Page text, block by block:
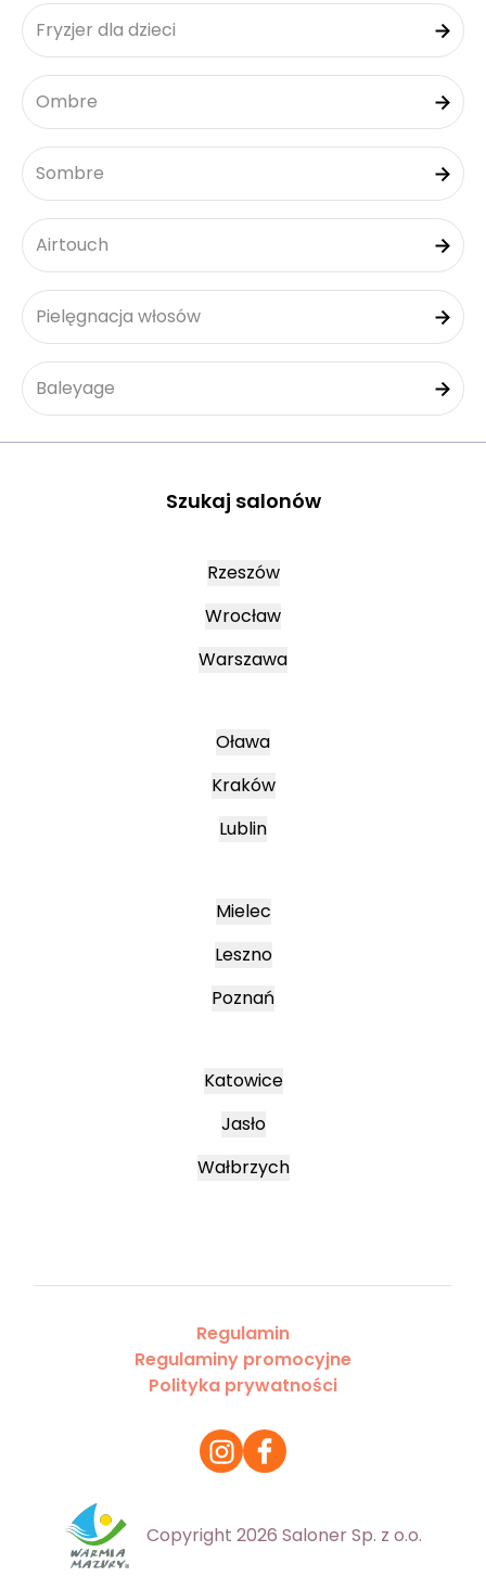
Fryzjer dla dzieci
Ombre
Sombre
Airtouch
Pielęgnacja włosów
Baleyage
Szukaj salonów
Rzeszów
Wrocław
Warszawa
Oława
Kraków
Lublin
Mielec
Leszno
Poznań
Katowice
Jasło
Wałbrzych
Regulamin
Regulaminy promocyjne
Polityka prywatności
Copyright 2026 Saloner Sp. z o.o.